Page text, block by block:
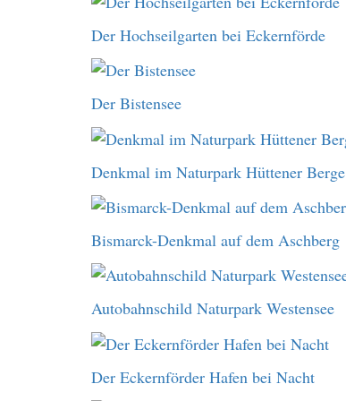
Der Hochseilgarten bei Eckernförde
Der Bistensee
Denkmal im Naturpark Hüttener Berge
Bismarck-Denkmal auf dem Aschberg
Autobahnschild Naturpark Westensee
Der Eckernförder Hafen bei Nacht